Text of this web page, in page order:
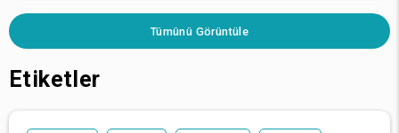
Tümünü Görüntüle
Etiketler